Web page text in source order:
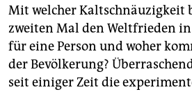
unterstützen
abo
genossenschaft
Mit welcher Kaltschnäuzigkeit
zweiten Mal den Weltfrieden in
für eine Person und woher
der Bevölkerung?
seit einiger Zeit die